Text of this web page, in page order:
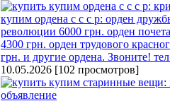
купим ордена с с с р: орден
революции 6000 грн. орден
4300 грн. орден трудового
грн. и другие ордена. Звоните!
10.05.2026 [102 просмотров]